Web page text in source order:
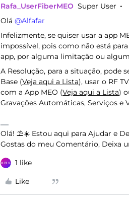
Rafa_UserFiberMEO Super User
Olá ​ @Alfafar
Infelizmente, se quiser usar a app
impossível, pois como não está
app, por alguma limitação ou
A Resolução, para a situação, pode
Base (Veja aqui a Lista), usar o RF
com a App MEO (Veja aqui a Lista)
Gravações Automáticas, Serviços e
Olá! ⛱️☀️ Estou aqui para Ajudar e
Gostas do meu Comentário, Deixa
1 like
Like